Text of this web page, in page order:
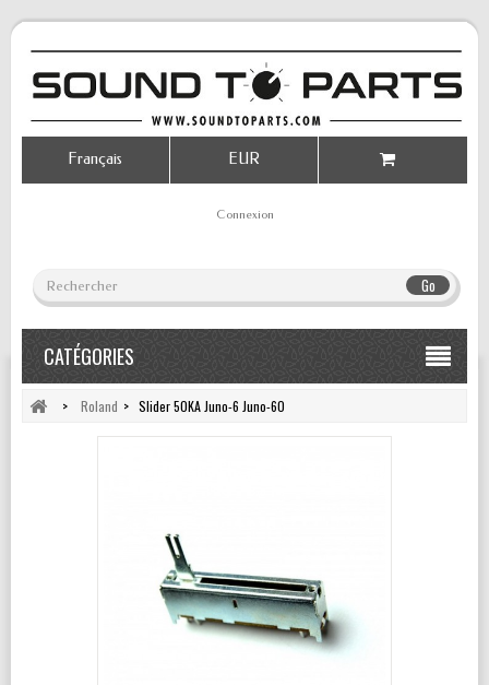
Go
Connexion
EUR
Français
CATÉGORIES
> Roland > Slider 50KA Juno-6 Juno-60